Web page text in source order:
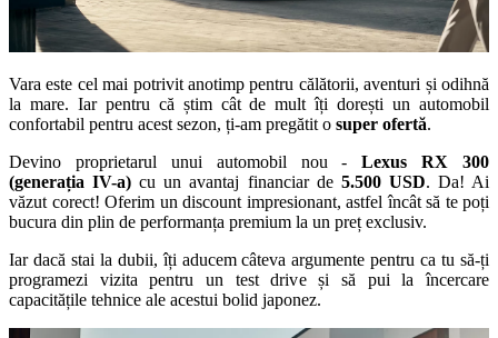
Vara este cel mai potrivit anotimp pentru călătorii, aventuri și odihnă
la mare. Iar pentru că știm cât de mult îți dorești un automobil
confortabil pentru acest sezon, ți-am pregătit o super ofertă.
Devino proprietarul unui automobil nou -Lexus RX 300
(generația IV-a) cu un avantaj financiar de 5.500 USD. Da! Ai
văzut corect! Oferim un discount impresionant, astfel încât să te poți
bucura din plin de performanța premium la un preț exclusiv.
Iar dacă stai la dubii, îți aducem câteva argumente pentru ca tu să-ți
programezi vizita pentru un test drive și să pui la încercare
capacitățile tehnice ale acestui bolid japonez.